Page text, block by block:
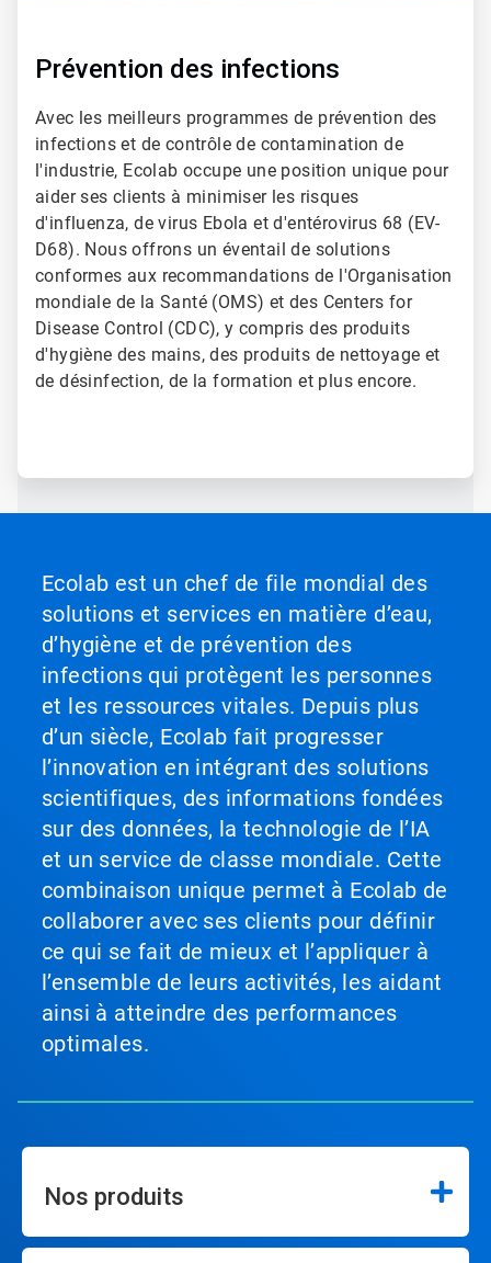
Prévention des infections
Avec les meilleurs programmes de prévention des
infections et de contrôle de contamination de
l'industrie, Ecolab occupe une position unique pour
aider ses clients à minimiser les risques
d'influenza, de virus Ebola et d'entérovirus 68 (EV-
D68). Nous offrons un éventail de solutions
conformes aux recommandations de l'Organisation
mondiale de la Santé (OMS) et des Centers for
Disease Control (CDC), y compris des produits
d'hygiène des mains, des produits de nettoyage et
de désinfection, de la formation et plus encore.
Ecolab est un chef de file mondial des
solutions et services en matière d’eau,
d’hygiène et de prévention des
infections qui protègent les personnes
et les ressources vitales. Depuis plus
d’un siècle, Ecolab fait progresser
l’innovation en intégrant des solutions
scientifiques, des informations fondées
sur des données, la technologie de l’IA
et un service de classe mondiale. Cette
combinaison unique permet à Ecolab de
collaborer avec ses clients pour définir
ce qui se fait de mieux et l’appliquer à
l’ensemble de leurs activités, les aidant
ainsi à atteindre des performances
optimales.
Nos produits